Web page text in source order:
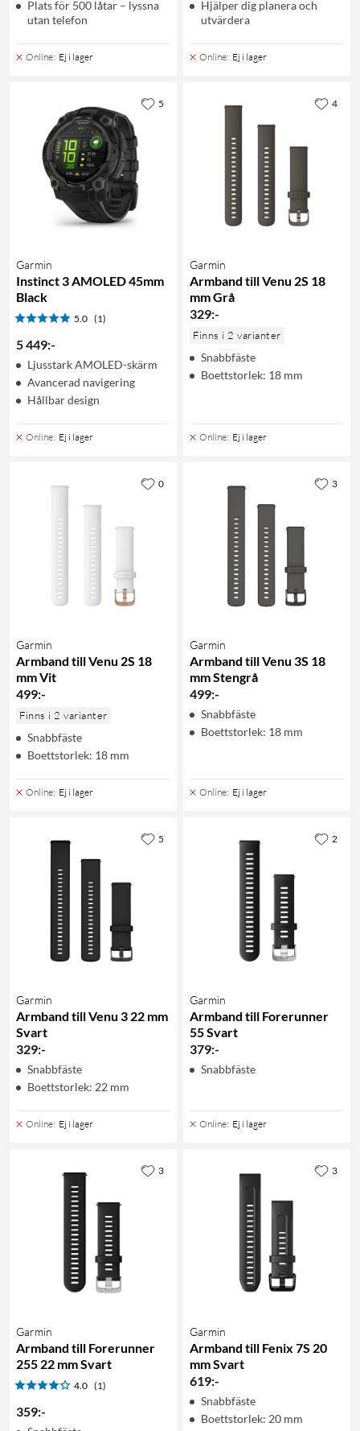
Plats för 500 låtar – lyssna
utan telefon
Online: Ej i lager
Hjälper dig planera och
utvärdera
Online: Ej i lager
Garmin
Instinct 3 AMOLED 45mm
Black
5.0 (1)
5 449:-
Ljusstark AMOLED-skärm
Avancerad navigering
Hållbar design
Online: Ej i lager
5
Garmin
Armband till Venu 2S 18
mm Grå
329:-
Finns i 2 varianter
Snabbfäste
Boettstorlek: 18 mm
Online: Ej i lager
4
Garmin
Armband till Venu 2S 18
mm Vit
499:-
Finns i 2 varianter
Snabbfäste
Boettstorlek: 18 mm
Online: Ej i lager
0
Garmin
Armband till Venu 3S 18
mm Stengrå
499:-
Snabbfäste
Boettstorlek: 18 mm
Online: Ej i lager
3
Garmin
Armband till Venu 3 22 mm
Svart
329:-
Snabbfäste
Boettstorlek: 22 mm
Online: Ej i lager
5
Garmin
Armband till Forerunner
55 Svart
379:-
Snabbfäste
Online: Ej i lager
2
Garmin
Armband till Forerunner
255 22 mm Svart
4.0 (1)
359:-
3
Garmin
Armband till Fenix 7S 20
mm Svart
619:-
Snabbfäste
Boettstorlek: 20 mm
3